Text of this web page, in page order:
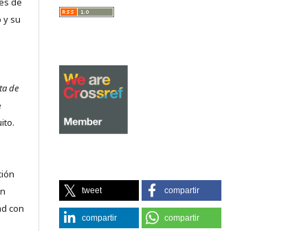
y su
de
con
tweet compartir
compartir compartir